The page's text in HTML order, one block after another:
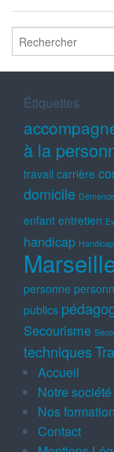
Étiquettes
à la
travail carrière
domicile Démence
enfant entretien
handicap
personne
publics
Secourisme
techniques
Accueil
Notre société
Nos
Contact